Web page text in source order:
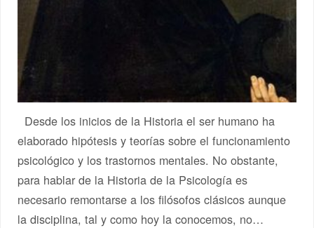
Desde los inicios de la Historia el ser humano ha
elaborado hipótesis y teorías sobre el funcionamiento
psicológico y los trastornos mentales. No obstante,
para hablar de la Historia de la Psicología es
necesario remontarse a los filósofos clásicos aunque
la disciplina, tal y como hoy la conocemos, no…